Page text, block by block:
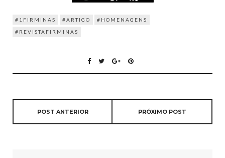
#1FIRMINAS #ARTIGO
#HOMENAGENS
#REVISTAFIRMINAS
POST ANTERIOR PRÓXIMO POST